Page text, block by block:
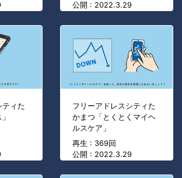
公開 : 2022.3.29
ティた
フリーアドレスシティた
かまつ「とくとくマイヘ
ルスケア」
再生 : 369回
公開 : 2022.3.29